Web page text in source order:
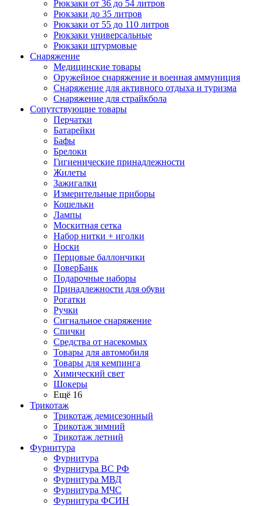
Рюкзаки от 36 до 54 литров
Рюкзаки до 35 литров
Рюкзаки от 55 до 110 литров
Рюкзаки универсальные
Рюкзаки штурмовые
Снаряжение
Медицинские товары
Оружейное снаряжение и военная аммуниция
Снаряжение для активного отдыха и туризма
Снаряжение для страйкбола
Сопутствующие товары
Перчатки
Батарейки
Бафы
Брелоки
Гигиенические принадлежности
Жилеты
Зажигалки
Измерительные приборы
Кошельки
Лампы
Москитная сетка
Набор нитки + иголки
Носки
Перцовые баллончики
ПоверБанк
Подарочные наборы
Принадлежности для обуви
Рогатки
Ручки
Сигнальное снаряжение
Спички
Средства от насекомых
Товары для автомобиля
Товары для кемпинга
Химический свет
Шокеры
Ещё 16
Трикотаж
Трикотаж демисезонный
Трикотаж зимний
Трикотаж летний
Фурнитура
Фурнитура
Фурнитура ВС РФ
Фурнитура МВД
Фурнитура МЧС
Фурнитура ФСИН